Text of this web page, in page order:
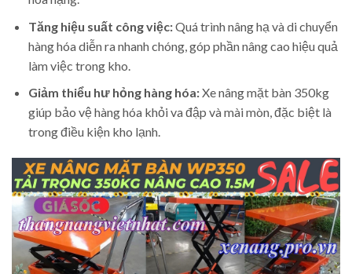
Tăng hiệu suất công việc:Quá trình nâng hạ và di chuyển
hàng hóa diễn ra nhanh chóng, góp phần nâng cao hiệu quả
làm việc trong kho.
Giảm thiểu hư hỏng hàng hóa:Xe nâng mặt bàn 350kg
giúp bảo vệ hàng hóa khỏi va đập và mài mòn, đặc biệt là
trong điều kiện kho lạnh.